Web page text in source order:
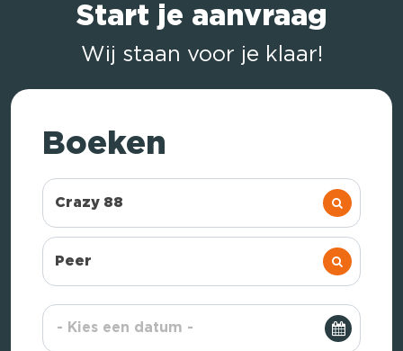
Start je aanvraag
Wij staan voor je klaar!
Boeken
Crazy 88
Peer